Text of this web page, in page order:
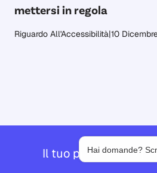
mettersi in regola
Riguardo All'Accessibilità|10
Il tuo progetto è a
Hai domande?